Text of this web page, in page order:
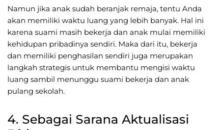
Namun jika anak sudah beranjak remaja, tentu Anda
akan memiliki waktu luang yang lebih banyak. Hal ini
karena suami masih bekerja dan anak mulai memiliki
kehidupan pribadinya sendiri. Maka dari itu, bekerja
dan memiliki penghasilan sendiri juga merupakan
langkah strategis untuk membantu mengisi waktu
luang sambil menunggu suami bekerja dan anak
pulang sekolah.
4. Sebagai Sarana Aktualisasi